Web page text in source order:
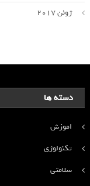
ژوئن 2017
دسته ها
اموزش
تکنولوژی
سلامتی